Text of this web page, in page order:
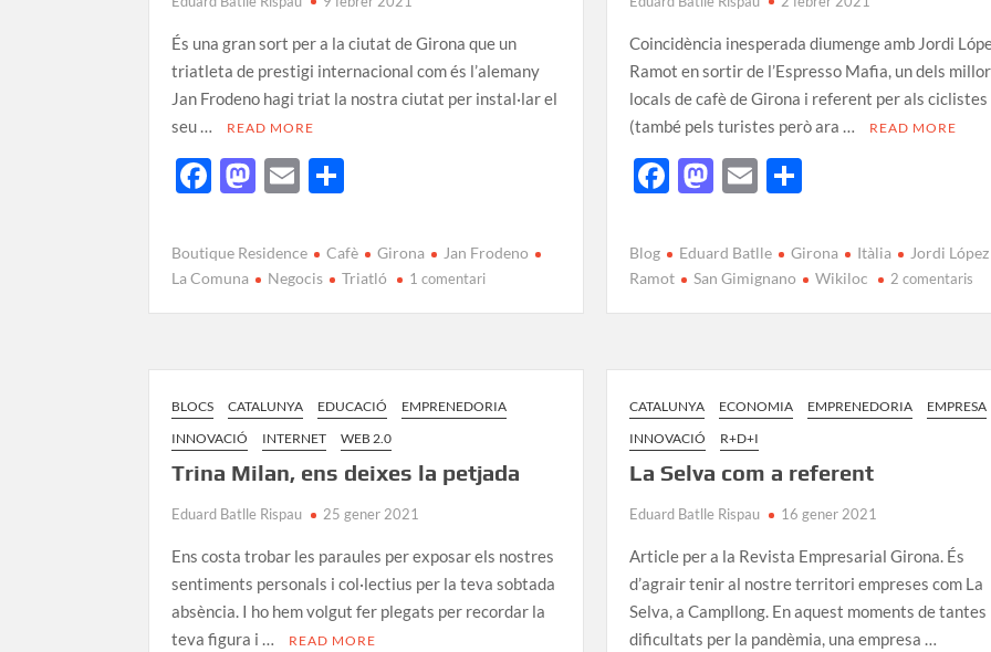
És una gran sort per a la ciutat de Girona que un
triatleta de prestigi internacional com és l’alemany
Jan Frodeno hagi triat la nostra ciutat per instal·lar el
seu …
READ MORE
F
e
b
o
M
to
d
o
E
ail m
p
ar
Boutique Residence Cafè Girona
Jan Frodeno
La Comuna
Negocis Triatló 1 comentari
Coincidència inesperada diumenge amb Jordi
Ramot en sortir de l’Espresso Mafia, un dels
locals de cafè de Girona i referent per als ciclistes
(també pels turistes però ara …
READ MORE
F
e
b
o
M
to
d
o
E
ail
C
m
p
ar
Blog Eduard Batlle Girona Itàlia
Jordi López
Ramot
San Gimignano Wikiloc 2 comentaris
BLOCS CATALUNYA EDUCACIÓ
EMPRENEDORIA
INNOVACIÓ
INTERNET WEB 2.0
Trina Milan, ens deixes la petjada
Eduard Batlle Rispau 25 gener 2021
Ens costa trobar les paraules per exposar els nostres
sentiments personals i col·lectius per la teva sobtada
absència. I ho hem volgut fer plegats per recordar la
teva figura i …
READ MORE
CATALUNYA ECONOMIA EMPRENEDORIA
EMPRESA
INNOVACIÓ
R+D+I
La Selva com a referent
Eduard Batlle Rispau 16 gener 2021
Article per a la Revista Empresarial Girona. És
d’agrair tenir al nostre territori empreses com La
Selva, a Campllong. En aquest moments de tantes
dificultats per la pandèmia, una empresa …